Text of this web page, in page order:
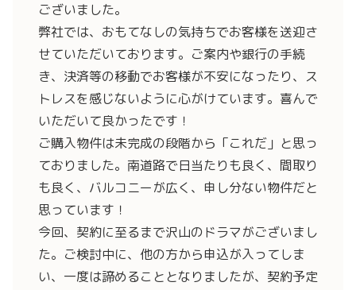
ございました。
弊社では、おもてなしの気持ちでお客様を送迎さ
せていただいております。ご案内や銀行の手続
き、決済等の移動でお客様が不安になったり、ス
トレスを感じないように心がけています。喜んで
いただいて良かったです！
ご購入物件は未完成の段階から「これだ 」と思っ
ておりました。南道路で日当たりも良く、間取り
も良く、バルコニーが広く、申し分ない物件だと
思っています！
今回、契約に至るまで沢山のドラマがございまし
た。ご検討中に、他の方から申込が入ってしま
い、一度は諦めることとなりましたが、契約予定